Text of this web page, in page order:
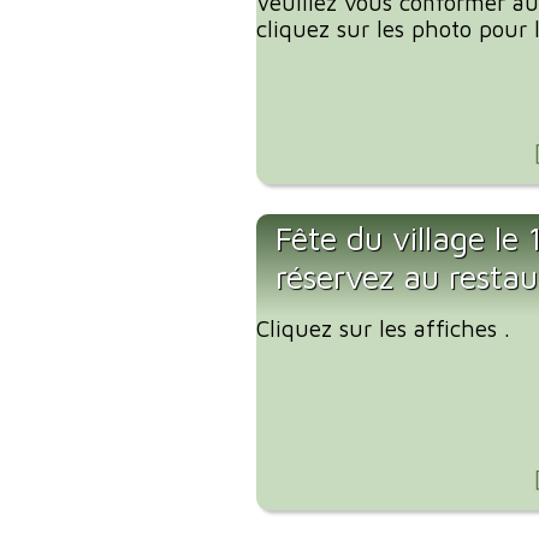
cliquez sur les photo pour
Fête du village le
réservez au
Cliquez sur les affiches .